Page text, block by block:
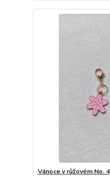
Vánoce v růžovém No. 4